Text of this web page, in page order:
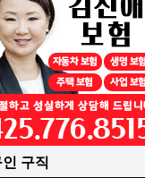
구직